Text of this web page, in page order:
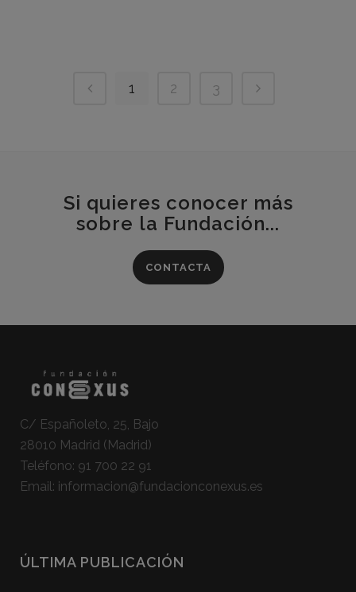
1 2 3
Si quieres conocer más
sobre la Fundación...
CONTACTA
C/ Españoleto, 25, Bajo
28010 Madrid (Madrid)
Teléfono: 91 700 22 91
Email: informacion@fundacionconexus.es
ÚLTIMA PUBLICACIÓN